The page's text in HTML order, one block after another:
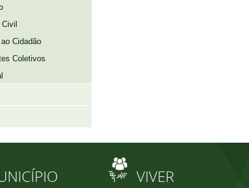
Cidadão
Coletivos
VIVER